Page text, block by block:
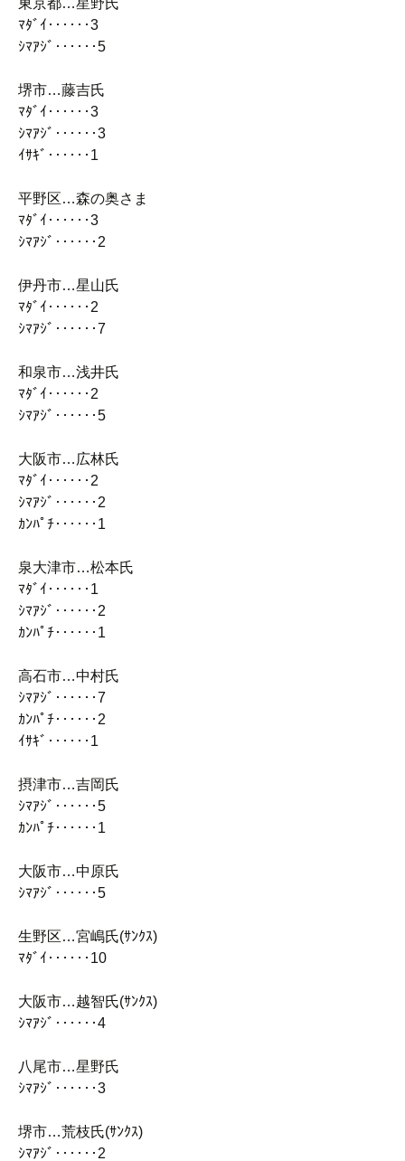
ﾏﾀﾞｲ‥‥‥3
ｼﾏｱｼﾞ‥‥‥5
堺市…藤吉氏
ﾏﾀﾞｲ‥‥‥3
ｼﾏｱｼﾞ‥‥‥3
ｲｻｷﾞ‥‥‥1
平野区…森の奥さま
ﾏﾀﾞｲ‥‥‥3
ｼﾏｱｼﾞ‥‥‥2
伊丹市…星山氏
ﾏﾀﾞｲ‥‥‥2
ｼﾏｱｼﾞ‥‥‥7
和泉市…浅井氏
ﾏﾀﾞｲ‥‥‥2
ｼﾏｱｼﾞ‥‥‥5
大阪市…広林氏
ﾏﾀﾞｲ‥‥‥2
ｼﾏｱｼﾞ‥‥‥2
ｶﾝﾊﾟﾁ‥‥‥1
泉大津市…松本氏
ﾏﾀﾞｲ‥‥‥1
ｼﾏｱｼﾞ‥‥‥2
ｶﾝﾊﾟﾁ‥‥‥1
高石市…中村氏
ｼﾏｱｼﾞ‥‥‥7
ｶﾝﾊﾟﾁ‥‥‥2
ｲｻｷﾞ‥‥‥1
摂津市…吉岡氏
ｼﾏｱｼﾞ‥‥‥5
ｶﾝﾊﾟﾁ‥‥‥1
大阪市…中原氏
ｼﾏｱｼﾞ‥‥‥5
生野区…宮嶋氏(ｻﾝｸｽ)
ﾏﾀﾞｲ‥‥‥10
大阪市…越智氏(ｻﾝｸｽ)
ｼﾏｱｼﾞ‥‥‥4
八尾市…星野氏
ｼﾏｱｼﾞ‥‥‥3
堺市…荒枝氏(ｻﾝｸｽ)
ｼﾏｱｼﾞ‥‥‥2